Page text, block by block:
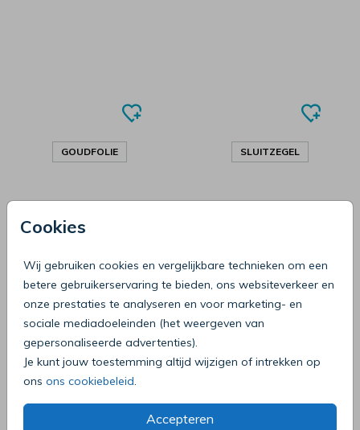
Cookies
Wij gebruiken cookies en vergelijkbare technieken om een
betere gebruikerservaring te bieden, ons websiteverkeer en
onze prestaties te analyseren en voor marketing- en
sociale mediadoeleinden (het weergeven van
gepersonaliseerde advertenties).
Je kunt jouw toestemming altijd wijzigen of intrekken op
ons ons cookiebeleid
Accepteren
GOUDFOLIE SLUITZEGEL